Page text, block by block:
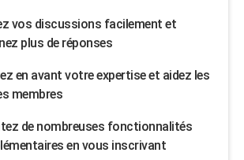
vos discussions facilement et
plus de réponses
en avant votre expertise et aidez les
membres
de nombreuses fonctionnalités
en vous inscrivant